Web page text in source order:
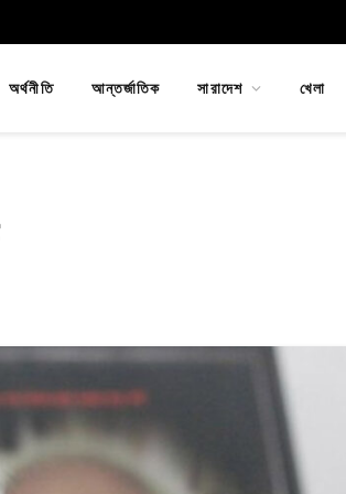
অর্থনীতি আন্তর্জাতিক সারাদেশ খেলা